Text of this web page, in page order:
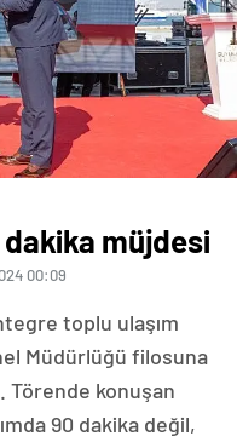
dakika müjdesi
00:09
toplu ulaşım
Müdürlüğü filosuna
Törende konuşan
90 dakika değil,